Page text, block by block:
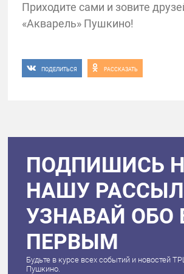
Приходите сами и зовите
«Акварель» Пушкино!
ПОДЕЛИТЬСЯ РАССКАЗАТЬ
ПОДПИШИСЬ
НАШУ
УЗНАВАЙ ОБО
ПЕРВЫМ
Будьте в курсе всех событий и новостей
Пушкино.